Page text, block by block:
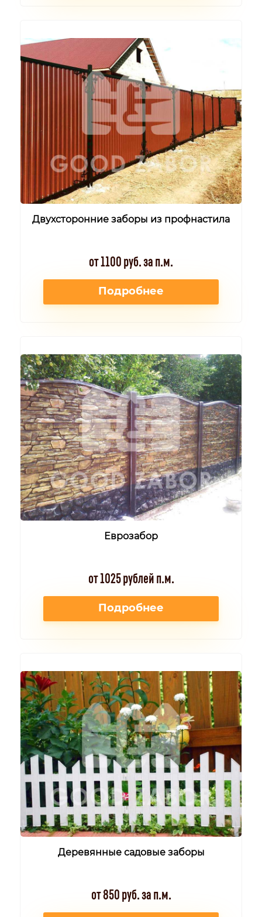
Двухсторонние заборы из профнастила
от 1100 руб. за п.м.
Подробнее
Еврозабор
от 1025 рублей п.м.
Подробнее
Деревянные садовые заборы
от 850 руб. за п.м.